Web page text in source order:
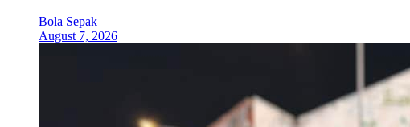
Bola Sepak
August 7, 2026